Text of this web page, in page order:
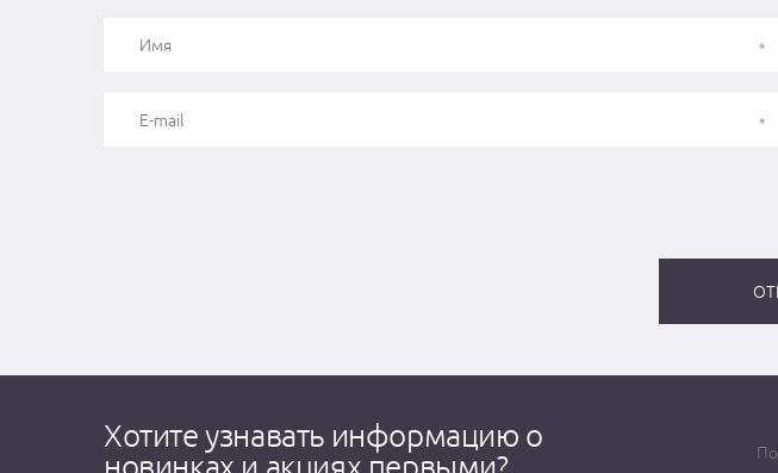
Хотите узнавать информацию о